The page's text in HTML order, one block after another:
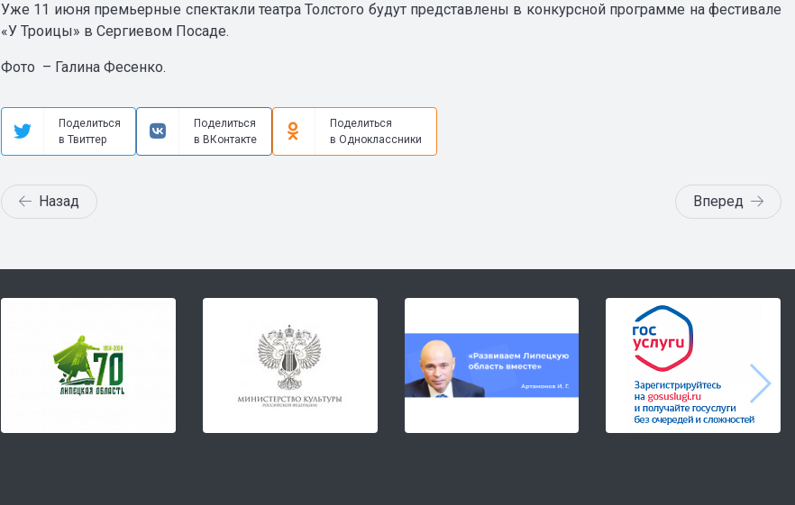
Уже 11 июня премьерные спектакли театра Толстого будут представлены в конкурсной программе на фестивале
«У Троицы» в Сергиевом Посаде.
Фото – Галина Фесенко.
Поделиться
в Твиттер
Поделиться
в ВКонтакте
Поделиться
в Одноклассники
Назад Вперед